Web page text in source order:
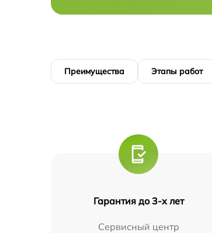
Преимущества Этапы работ
Гарантия до 3-х лет
Сервисный центр